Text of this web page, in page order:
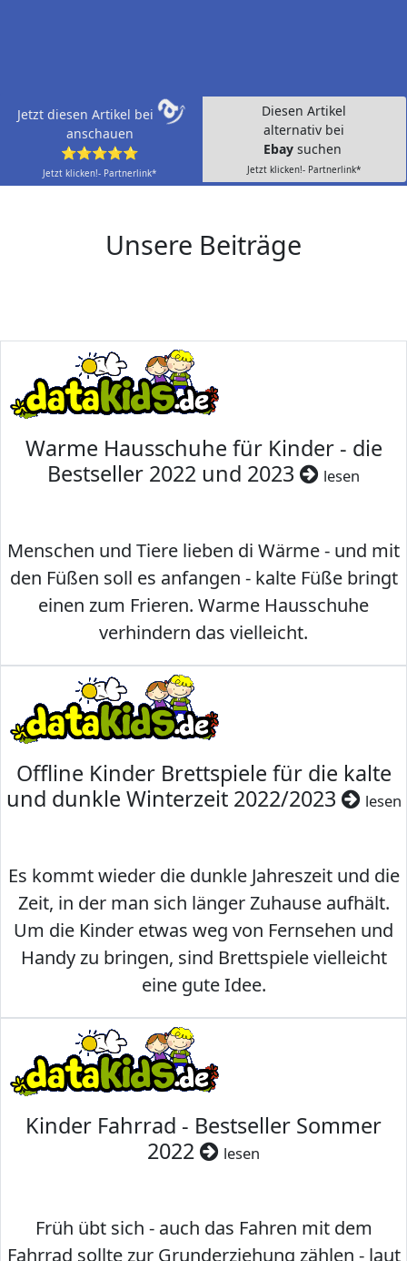
Jetzt diesen Artikel bei
anschauen
⭐⭐⭐⭐⭐
Jetzt klicken!- Partnerlink*
Diesen Artikel
alternativ bei
Ebay suchen
Jetzt klicken!- Partnerlink*
Unsere Beiträge
Warme Hausschuhe für Kinder - die
Bestseller 2022 und 2023
lesen
Menschen und Tiere lieben di Wärme - und mit
den Füßen soll es anfangen - kalte Füße bringt
einen zum Frieren. Warme Hausschuhe
verhindern das vielleicht.
Offline Kinder Brettspiele für die kalte
und dunkle Winterzeit 2022/2023
lesen
Es kommt wieder die dunkle Jahreszeit und die
Zeit, in der man sich länger Zuhause aufhält.
Um die Kinder etwas weg von Fernsehen und
Handy zu bringen, sind Brettspiele vielleicht
eine gute Idee.
Kinder Fahrrad - Bestseller Sommer
2022
lesen
Früh übt sich - auch das Fahren mit dem
Fahrrad sollte zur Grunderziehung zählen - laut